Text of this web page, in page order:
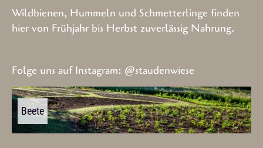
Wildbienen, Hummeln und Schmetterlinge finden
hier von Frühjahr bis Herbst zuverlässig Nahrung.
Folge uns auf Instagram: @staudenwiese
Beete